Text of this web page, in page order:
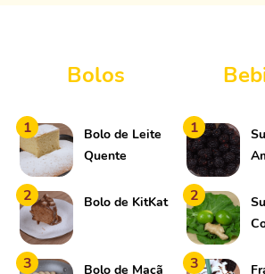
Bolos
1
Bolo de Leite
Quente
2 Bolo de KitKat
3 Bolo de Maçã
1
2
3